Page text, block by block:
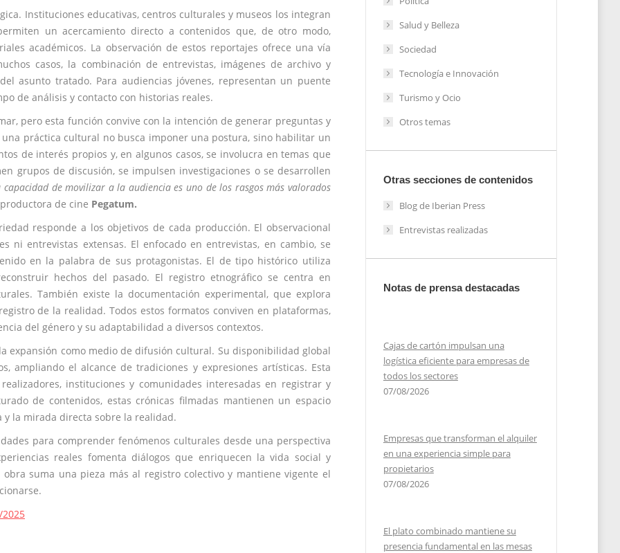
Instituciones educativas, centros culturales y museos los integran
un acercamiento directo a contenidos que, de otro modo,
académicos. La observación de estos reportajes ofrece una vía
casos, la combinación de entrevistas, imágenes de archivo y
asunto tratado. Para audiencias jóvenes, representan un puente
de análisis y contacto con historias reales.
pero esta función convive con la intención de generar preguntas y
práctica cultural no busca imponer una postura, sino habilitar un
de interés propios y, en algunos casos, se involucra en temas que
grupos de discusión, se impulsen investigaciones o se desarrollen
capacidad de movilizar a la audiencia es uno de los rasgos más valorados
de cine Pegatum.
responde a los objetivos de cada producción. El observacional
ni entrevistas extensas. El enfocado en entrevistas, en cambio, se
en la palabra de sus protagonistas. El de tipo histórico utiliza
hechos del pasado. El registro etnográfico se centra en
También existe la documentación experimental, que explora
de la realidad. Todos estos formatos conviven en plataformas,
del género y su adaptabilidad a diversos contextos.
expansión como medio de difusión cultural. Su disponibilidad global
ampliando el alcance de tradiciones y expresiones artísticas. Esta
instituciones y comunidades interesadas en registrar y
de contenidos, estas crónicas filmadas mantienen un espacio
la mirada directa sobre la realidad.
para comprender fenómenos culturales desde una perspectiva
reales fomenta diálogos que enriquecen la vida social y
suma una pieza más al registro colectivo y mantiene vigente el
Salud y Belleza
Sociedad
Tecnología e Innovación
Turismo y Ocio
Otros temas
Otras secciones de contenidos
Blog de Iberian Press
Entrevistas realizadas
Notas de prensa destacadas
Cajas de cartón impulsan una
logística eficiente para empresas de
todos los sectores
07/08/2026
Empresas que transforman el alquiler
en una experiencia simple para
propietarios
07/08/2026
El plato combinado mantiene su
presencia fundamental en las mesas